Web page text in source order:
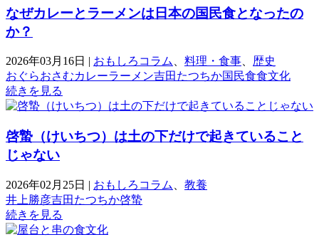
なぜカレーとラーメンは日本の国民食となったの
か？
2026年03月16日 | おもしろコラム 料理・食事
歴史
おぐらおさむカレーラーメン吉田たつちか国民食食文化
続きを見る
啓蟄（けいちつ）は土の下だけで起きていること
じゃない
2026年02月25日 | おもしろコラム
教養
井上勝彦吉田たつちか啓蟄
続きを見る